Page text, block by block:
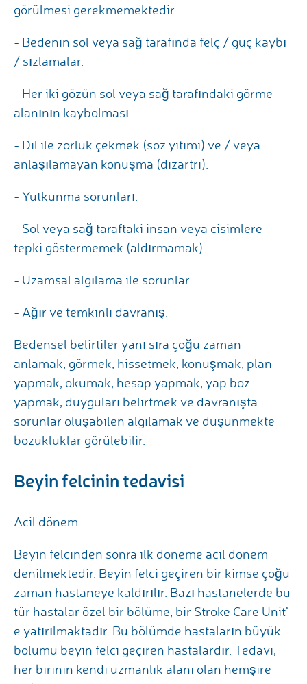
görülmesi gerekmemektedir.
- Bedenin sol veya sağ tarafında felç / güç kaybı
/ sızlamalar.
- Her iki gözün sol veya sağ tarafındaki görme
alanının kaybolması.
- Dil ile zorluk çekmek (söz yitimi) ve / veya
anlaşılamayan konuşma (dizartri).
- Yutkunma sorunları.
- Sol veya sağ taraftaki insan veya cisimlere
tepki göstermemek (aldırmamak)
- Uzamsal algılama ile sorunlar.
- Ağır ve temkinli davranış.
Bedensel belirtiler yanı sıra çoğu zaman
anlamak, görmek, hissetmek, konuşmak, plan
yapmak, okumak, hesap yapmak, yap boz
yapmak, duyguları belirtmek ve davranışta
sorunlar oluşabilen algılamak ve düşünmekte
bozukluklar görülebilir.
Beyin felcinin tedavisi
Acil dönem
Beyin felcinden sonra ilk döneme acil dönem
denilmektedir. Beyin felci geçiren bir kimse çoğu
zaman hastaneye kaldırılır. Bazı hastanelerde bu
tür hastalar özel bir bölüme, bir Stroke Care Unit’
e yatırılmaktadır. Bu bölümde hastaların büyük
bölümü beyin felci geçiren hastalardır. Tedavi,
her birinin kendi uzmanlik alani olan hemşire